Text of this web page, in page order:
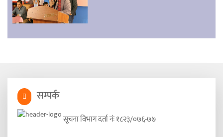
सम्पर्क
सूचना विभाग दर्ता नंः १८२३/०७६-७७